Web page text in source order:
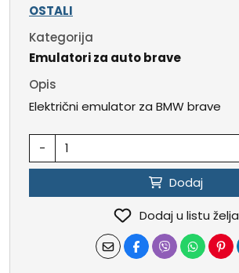
OSTALI
Kategorija
Emulatori za auto brave
Opis
Električni emulator za BMW brave
-
Dodaj
Dodaj u listu želja